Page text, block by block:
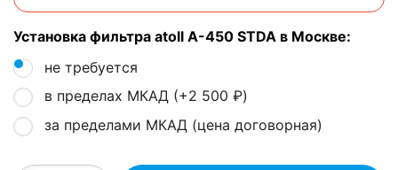
Установка фильтра atoll A-450 STDA в Москве:
не требуется
в пределах МКАД (+2 500 ₽)
за пределами МКАД (цена договорная)